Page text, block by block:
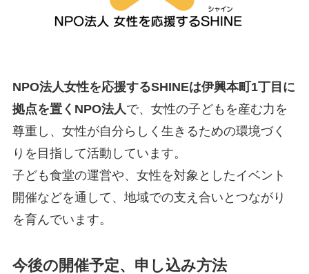
NPO法人女性を応援するSHINEは伊興本町1丁目に
拠点を置くNPO法人で、女性の子どもを産む力を
尊重し、女性が自分らしく生きるための環境づく
りを目指して活動しています。
子ども食堂の運営や、女性を対象としたイベント
開催などを通して、地域での支え合いとつながり
を育んでいます。
今後の開催予定、申し込み方法